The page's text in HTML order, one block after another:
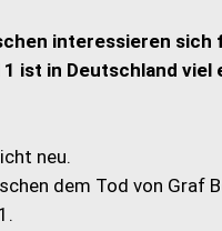
interessieren sich
ist in Deutschland
neu.
dem Tod von Graf